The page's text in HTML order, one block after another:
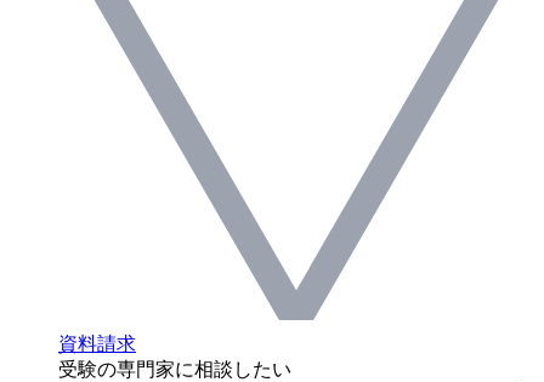
資料請求
受験の専門家に相談したい